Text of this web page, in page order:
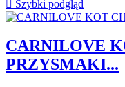
 Szybki podgląd
CARNILOVE
PRZYSMAKI...